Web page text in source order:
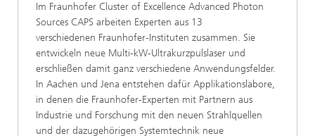
Im Fraunhofer Cluster of Excellence Advanced Photon
Sources CAPS arbeiten Experten aus 13
verschiedenen Fraunhofer-Instituten zusammen. Sie
entwickeln neue Multi-kW-Ultrakurzpulslaser und
erschließen damit ganz verschiedene Anwendungsfelder.
In Aachen und Jena entstehen dafür Applikationslabore,
in denen die Fraunhofer-Experten mit Partnern aus
Industrie und Forschung mit den neuen Strahlquellen
und der dazugehörigen Systemtechnik neue